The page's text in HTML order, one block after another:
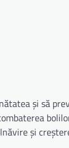
și să
și